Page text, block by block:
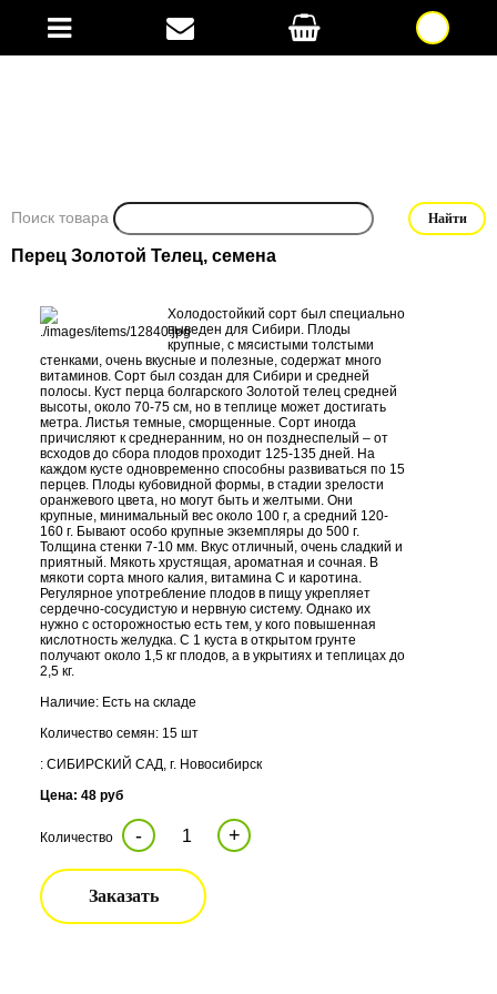
Поиск товара
Перец Золотой Телец, семена
Холодостойкий сорт был специально
выведен для Сибири. Плоды
крупные, с мясистыми толстыми
стенками, очень вкусные и полезные, содержат много
витаминов. Сорт был создан для Сибири и средней
полосы. Куст перца болгарского Золотой телец средней
высоты, около 70-75 см, но в теплице может достигать
метра. Листья темные, сморщенные. Сорт иногда
причисляют к среднеранним, но он позднеспелый – от
всходов до сбора плодов проходит 125-135 дней. На
каждом кусте одновременно способны развиваться по 15
перцев. Плоды кубовидной формы, в стадии зрелости
оранжевого цвета, но могут быть и желтыми. Они
крупные, минимальный вес около 100 г, а средний 120-
160 г. Бывают особо крупные экземпляры до 500 г.
Толщина стенки 7-10 мм. Вкус отличный, очень сладкий и
приятный. Мякоть хрустящая, ароматная и сочная. В
мякоти сорта много калия, витамина С и каротина.
Регулярное употребление плодов в пищу укрепляет
сердечно-сосудистую и нервную систему. Однако их
нужно с осторожностью есть тем, у кого повышенная
кислотность желудка. С 1 куста в открытом грунте
получают около 1,5 кг плодов, а в укрытиях и теплицах до
2,5 кг.
Наличие: Есть на складе
Количество семян: 15 шт
: СИБИРСКИЙ САД, г. Новосибирск
Цена: 48 руб
Количество - +
Заказать